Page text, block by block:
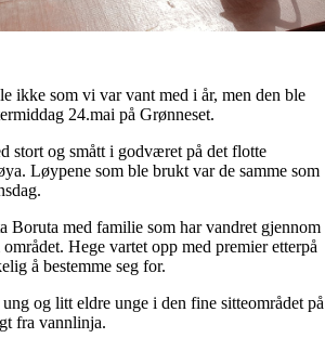
ikke som vi var vant med i år, men den ble
24.mai på Grønneset.
stort og smått i godværet på det flotte
Løypene som ble brukt var de samme som
Boruta med familie som har vandret gjennom
Hege vartet opp med premier etterpå
å bestemme seg for.
og litt eldre unge i den fine sitteområdet på
fra vannlinja.